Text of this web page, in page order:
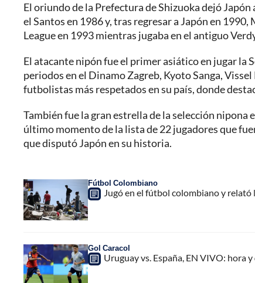
El oriundo de la Prefectura de Shizuoka dejó
el Santos en 1986 y, tras regresar a Japón en
League en 1993 mientras jugaba en el antiguo
El atacante nipón fue el primer asiático en jugar la
periodos en el Dinamo Zagreb, Kyoto Sanga,
futbolistas más respetados en su país, donde
También fue la gran estrella de la selección nipona
último momento de la lista de 22 jugadores que
que disputó Japón en su historia.
Fútbol Colombiano
Jugó en el fútbol colombiano y
Gol Caracol
Uruguay vs. España, EN VIVO: hora